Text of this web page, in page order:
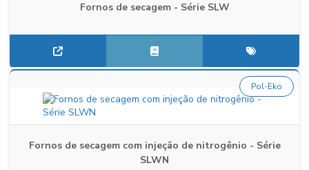
Fornos de secagem - Série SLW
Fornos de secagem com injeção de nitrogênio - Série
SLWN
Pol-Eko